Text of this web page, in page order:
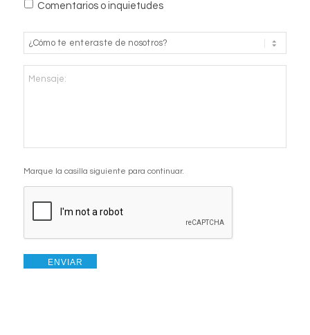
Comentarios o inquietudes
¿Cómo
te
nosotros?
CAPTCHA
Marque la casilla siguiente para continuar.
ENVIAR